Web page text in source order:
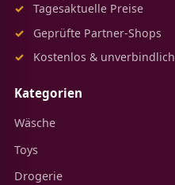
Tagesaktuelle Preise
Geprüfte Partner-Shops
Kostenlos & unverbindlich
Kategorien
Wäsche
Toys
Drogerie